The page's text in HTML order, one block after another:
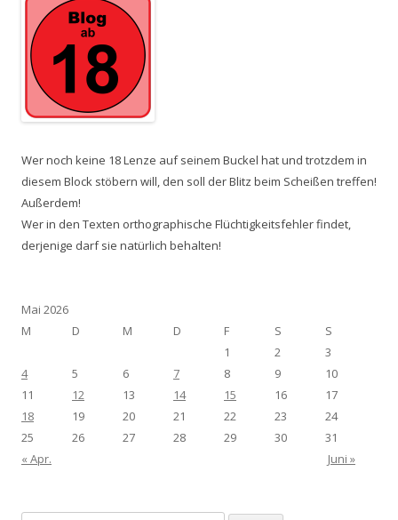
Wer noch keine 18 Lenze auf seinem Buckel hat und trotzdem in
diesem Block stöbern will, den soll der Blitz beim Scheißen treffen!
Außerdem!
Wer in den Texten orthographische Flüchtigkeitsfehler findet,
derjenige darf sie natürlich behalten!
Mai 2026
M
D M D F S
S
1
2
3
4
5 6 7 8 9
10
11
12 13 14 15 16
17
18
19 20 21 22 23
24
25
26 27 28 29 30
31
« Apr.
Juni »